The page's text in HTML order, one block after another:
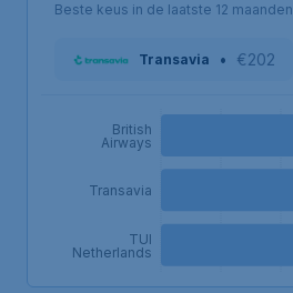
Beste keus in de laatste 12 maanden
Transavia • €202
British
Airways
Transavia
TUI
Netherlands